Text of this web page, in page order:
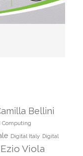
Bellini
Computing
Digital Italy Digital
Ezio Viola